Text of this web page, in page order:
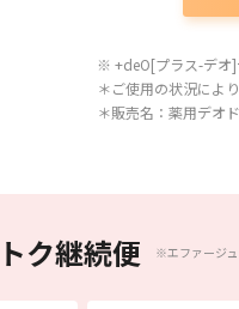
※ +deO[プラス-デオ]
＊ご使用の状況によ
＊販売名：薬用デオ
ク継続便 ※エファージ